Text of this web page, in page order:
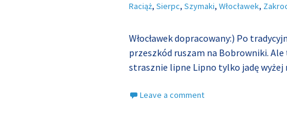
Raciąż, Sierpc, Szymaki, Włocławek,
Włocławek dopracowany:) Po
przeszkód ruszam na Bobrowniki.
strasznie lipne Lipno tylko jadę wyżej
Leave a comment